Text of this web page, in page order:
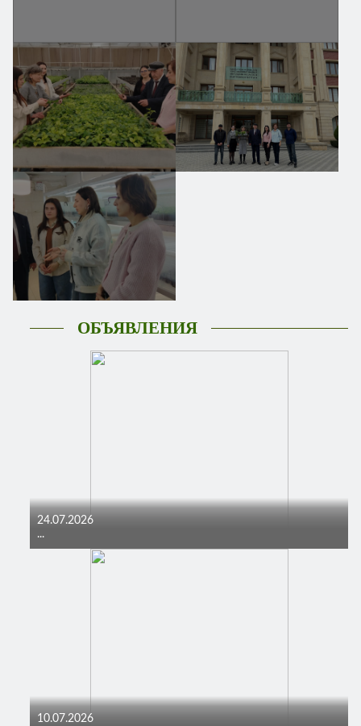
ОБЪЯВЛЕНИЯ
24.07.2026
...
10.07.2026